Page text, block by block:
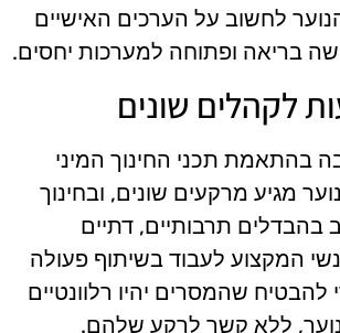
לחשוב על הערכים האישיים
בריאה ופתוחה למערכות יחסים.
לקהלים שונים
בהתאמת תכני החינוך המיני
מגיע מרקעים שונים, ובחינוך
בהבדלים תרבותיים, דתיים
המקצוע לעבוד בשיתוף פעולה
שהמסרים יהיו רלוונטיים
ללא קשר לרקע שלהם.